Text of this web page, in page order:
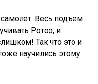
Весь подъем
Ротор, и
Так что это и
научились этому